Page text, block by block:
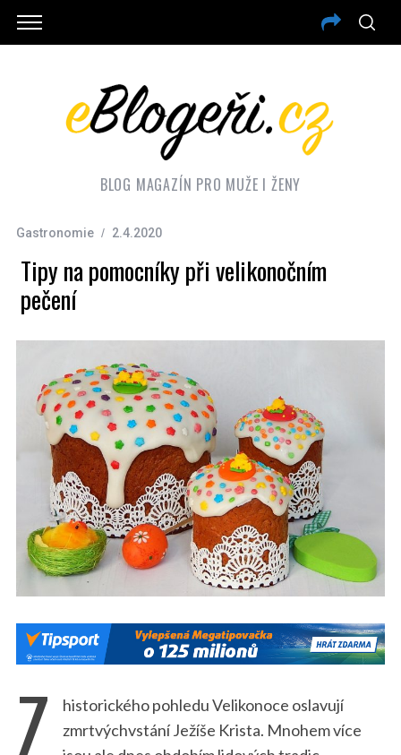
BLOG MAGAZÍN PRO MUŽE I ŽENY
Gastronomie 2.4.2020
Tipy na pomocníky při velikonočním
pečení
Z
historického pohledu Velikonoce oslavují
zmrtvýchvstání Ježíše Krista. Mnohem více